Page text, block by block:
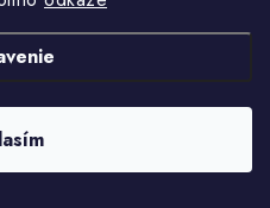
17 ĎALŠÍCH